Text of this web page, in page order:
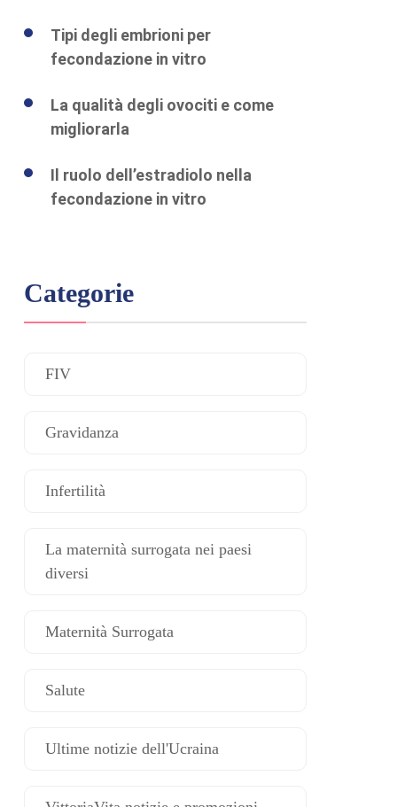
Tipi degli embrioni per
fecondazione in vitro
La qualità degli ovociti e come
migliorarla
Il ruolo dell’estradiolo nella
fecondazione in vitro
Categorie
FIV
Gravidanza
Infertilità
La maternità surrogata nei paesi
diversi
Maternità Surrogata
Salute
Ultime notizie dell'Ucraina